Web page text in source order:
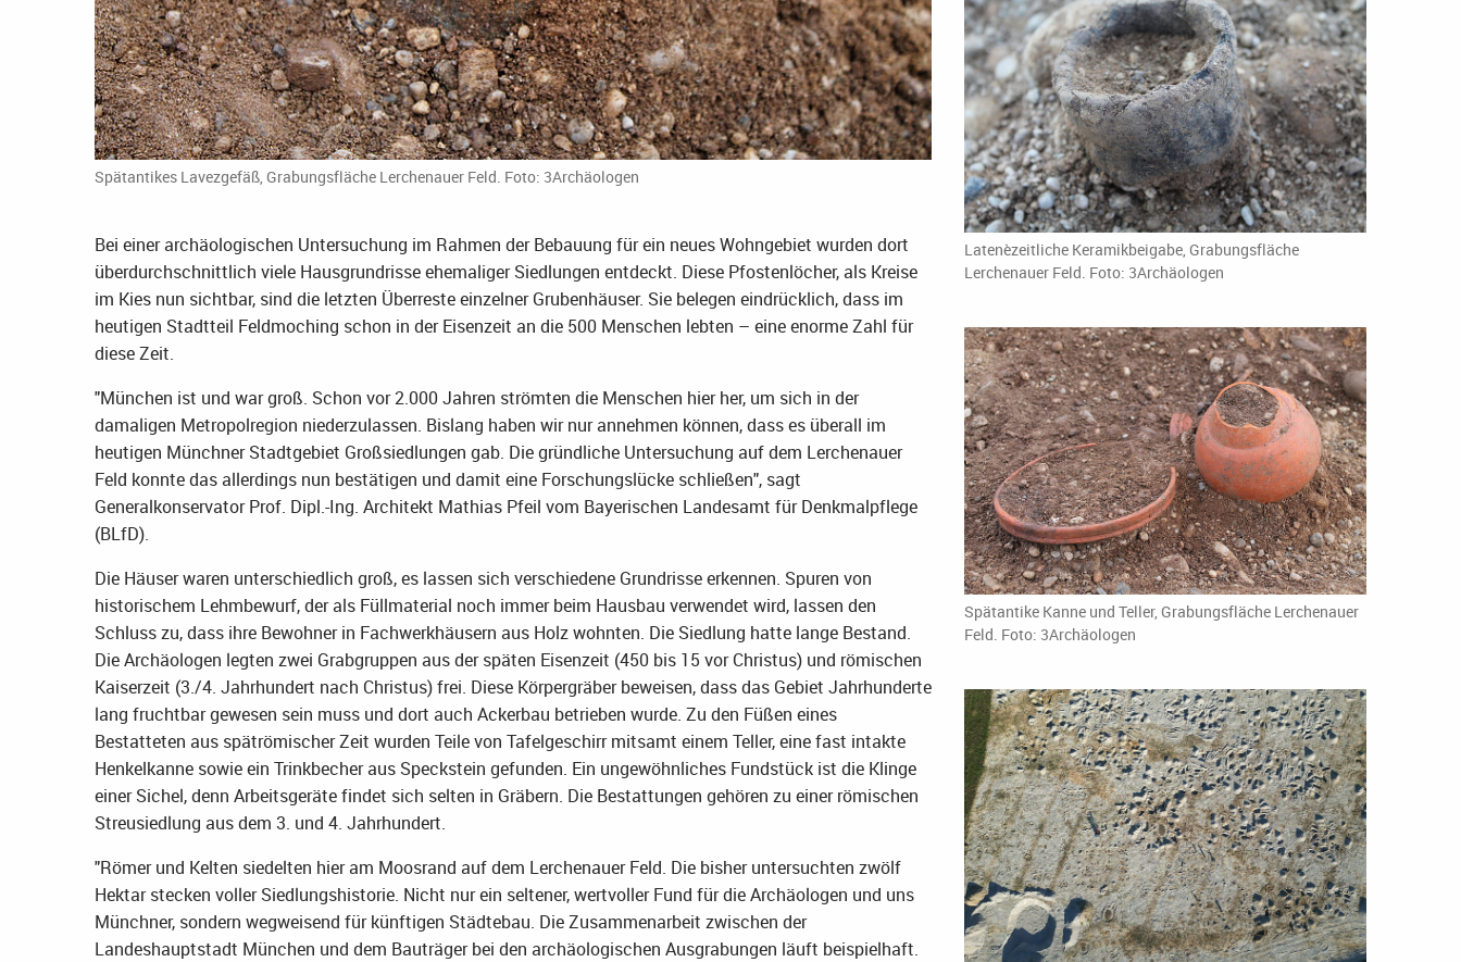
Spätantikes Lavezgefäß, Grabungsfläche Lerchenauer Feld. Foto: 3Archäologen
Bei einer archäologischen Untersuchung im Rahmen der Bebauung für ein neues Wohngebiet wurden dort
überdurchschnittlich viele Hausgrundrisse ehemaliger Siedlungen entdeckt. Diese Pfostenlöcher, als Kreise
im Kies nun sichtbar, sind die letzten Überreste einzelner Grubenhäuser. Sie belegen eindrücklich, dass im
heutigen Stadtteil Feldmoching schon in der Eisenzeit an die 500 Menschen lebten – eine enorme Zahl für
diese Zeit.
"München ist und war groß. Schon vor 2.000 Jahren strömten die Menschen hier her, um sich in der
damaligen Metropolregion niederzulassen. Bislang haben wir nur annehmen können, dass es überall im
heutigen Münchner Stadtgebiet Großsiedlungen gab. Die gründliche Untersuchung auf dem Lerchenauer
Feld konnte das allerdings nun bestätigen und damit eine Forschungslücke schließen", sagt
Generalkonservator Prof. Dipl.-Ing. Architekt Mathias Pfeil vom Bayerischen Landesamt für Denkmalpflege
(BLfD).
Die Häuser waren unterschiedlich groß, es lassen sich verschiedene Grundrisse erkennen. Spuren von
historischem Lehmbewurf, der als Füllmaterial noch immer beim Hausbau verwendet wird, lassen den
Schluss zu, dass ihre Bewohner in Fachwerkhäusern aus Holz wohnten. Die Siedlung hatte lange Bestand.
Die Archäologen legten zwei Grabgruppen aus der späten Eisenzeit (450 bis 15 vor Christus) und römischen
Kaiserzeit (3./4. Jahrhundert nach Christus) frei. Diese Körpergräber beweisen, dass das Gebiet Jahrhunderte
lang fruchtbar gewesen sein muss und dort auch Ackerbau betrieben wurde. Zu den Füßen eines
Bestatteten aus spätrömischer Zeit wurden Teile von Tafelgeschirr mitsamt einem Teller, eine fast intakte
Henkelkanne sowie ein Trinkbecher aus Speckstein gefunden. Ein ungewöhnliches Fundstück ist die Klinge
einer Sichel, denn Arbeitsgeräte findet sich selten in Gräbern. Die Bestattungen gehören zu einer römischen
Streusiedlung aus dem 3. und 4. Jahrhundert.
"Römer und Kelten siedelten hier am Moosrand auf dem Lerchenauer Feld. Die bisher untersuchten zwölf
Hektar stecken voller Siedlungshistorie. Nicht nur ein seltener, wertvoller Fund für die Archäologen und uns
Münchner, sondern wegweisend für künftigen Städtebau. Die Zusammenarbeit zwischen der
Landeshauptstadt München und dem Bauträger bei den archäologischen Ausgrabungen läuft beispielhaft.
Latenèzeitliche Keramikbeigabe, Grabungsfläche
Lerchenauer Feld. Foto: 3Archäologen
Spätantike Kanne und Teller, Grabungsfläche Lerchenauer
Feld. Foto: 3Archäologen